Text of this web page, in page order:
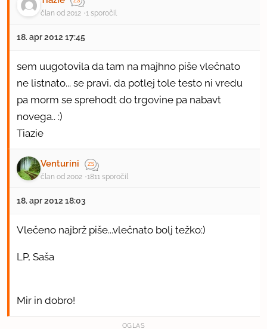
član od 2012 1 sporočil
18. apr 2012 17:45
sem uugotovila da tam na majhno piše vlečnato
ne listnato... se pravi, da potlej tole testo ni vredu
pa morm se sprehodt do trgovine pa nabavt
novega.. :)
Tiazie
Venturini
član od 2002 1811 sporočil
18. apr 2012 18:03
Vlečeno najbrž piše...vlečnato bolj težko:)
LP, Saša
Mir in dobro!
OGLAS